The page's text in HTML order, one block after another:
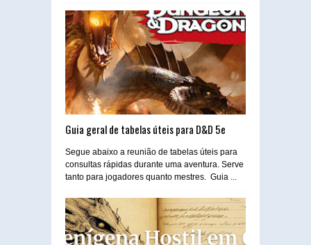
Guia geral de tabelas úteis para D&D 5e
Segue abaixo a reunião de tabelas úteis para
consultas rápidas durante uma aventura. Serve
tanto para jogadores quanto mestres. Guia ...